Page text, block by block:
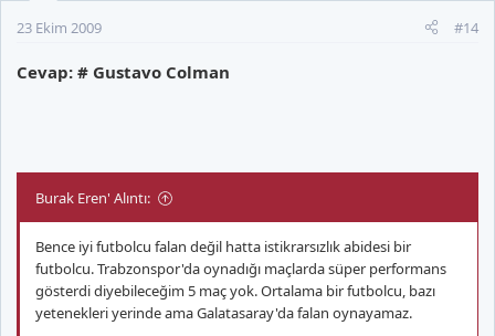
23 Ekim 2009 #14
Cevap: # Gustavo Colman
Burak Eren' Alıntı:
Bence iyi futbolcu falan değil hatta istikrarsızlık abidesi bir
futbolcu. Trabzonspor'da oynadığı maçlarda süper performans
gösterdi diyebileceğim 5 maç yok. Ortalama bir futbolcu, bazı
yetenekleri yerinde ama Galatasaray'da falan oynayamaz.